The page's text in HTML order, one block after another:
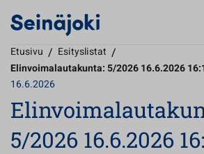
Etusivu / Esityslistat /
Elinvoimalautakunta: 5/2026 16.6.2026
16.6.2026
5/2026 16.6.2026